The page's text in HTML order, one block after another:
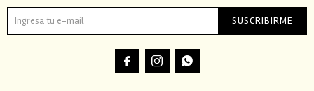
SUSCRIBIRME
  